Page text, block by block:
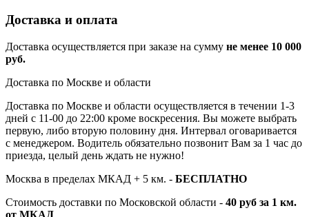
Доставка и оплата
Доставка осуществляется при заказе на сумму не менее 10 000
руб.
Доставка по Москве и области
Доставка по Москве и области осуществляется в течении 1-3
дней с 11-00 до 22:00 кроме воскресения. Вы можете выбрать
первую, либо вторую половину дня. Интервал оговаривается
с менеджером. Водитель обязательно позвонит Вам за 1 час до
приезда, целый день ждать не нужно!
Москва в пределах МКАД + 5 км. - БЕСПЛАТНО
Стоимость доставки по Московской области - 40 руб за 1 км.